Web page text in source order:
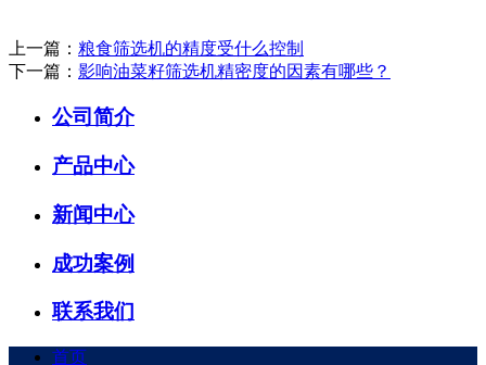
上一篇： 粮食筛选机的精度受什么控制
下一篇： 影响油菜籽筛选机精密度的因素有哪些？
公司简介
产品中心
新闻中心
成功案例
联系我们
首页